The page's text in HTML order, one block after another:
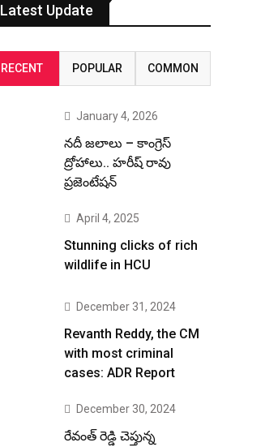
Latest Update
RECENT POPULAR COMMON
January 4, 2026
నదీ జలాలు – కాంగ్రెస్
ద్రోహాలు.. హరీష్ రావు
ప్రజెంటేషన్
April 4, 2025
Stunning clicks of rich
wildlife in HCU
December 31, 2024
Revanth Reddy, the CM
with most criminal
cases: ADR Report
December 30, 2024
రేవంత్ రెడ్డి చెప్తున్న